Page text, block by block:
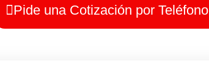
Pide una Cotización por Teléfono